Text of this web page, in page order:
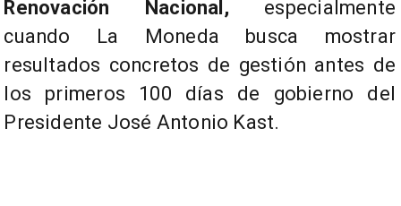
Renovación Nacional, especialmente
cuando La Moneda busca mostrar
resultados concretos de gestión antes de
los primeros 100 días de gobierno del
Presidente José Antonio Kast.